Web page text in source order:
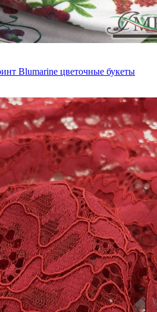
Blumarine цветочные букеты